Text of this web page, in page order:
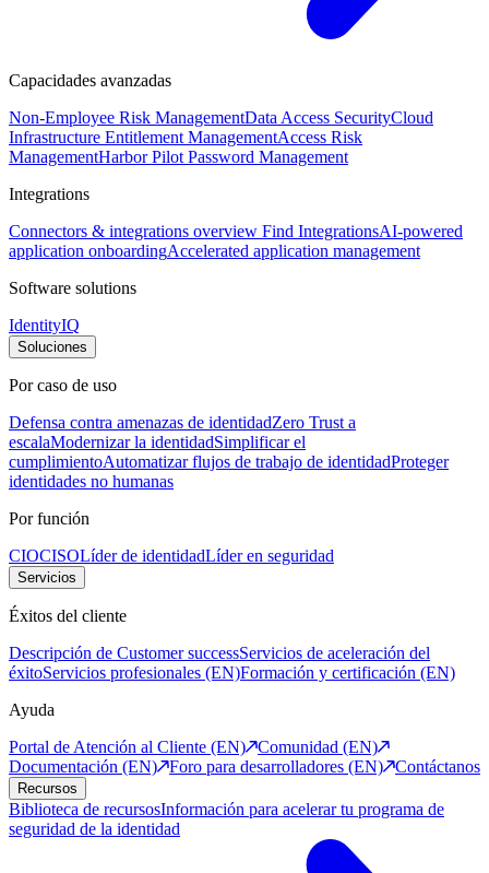
Capacidades avanzadas
Non-Employee Risk ManagementData Access SecurityCloud
Infrastructure Entitlement ManagementAccess Risk
ManagementHarbor Pilot Password Management
Integrations
Connectors & integrations overview Find IntegrationsAI-powered
application onboardingAccelerated application management
Software solutions
IdentityIQ
Soluciones
Por caso de uso
Defensa contra amenazas de identidadZero Trust a
escalaModernizar la identidadSimplificar el
cumplimientoAutomatizar flujos de trabajo de identidadProteger
identidades no humanas
Por función
CIOCISOLíder de identidadLíder en seguridad
Servicios
Éxitos del cliente
Descripción de Customer successServicios de aceleración del
éxitoServicios profesionales (EN)Formación y certificación (EN)
Ayuda
Portal de Atención al Cliente (EN)
Comunidad (EN)
Documentación (EN)
Foro para desarrolladores (EN) Contáctanos
Recursos
Biblioteca de recursosInformación para acelerar tu programa de
seguridad de la identidad